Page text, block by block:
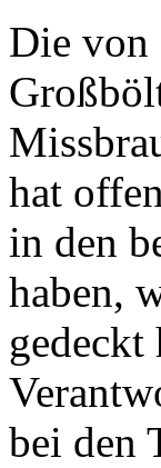
Die von
hat
in den
haben,
gedeckt
bei den